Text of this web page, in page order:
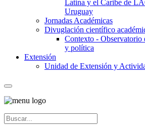
Latina y el Caribe de
Uruguay
Jornadas Académicas
Divuglación científico
Contexto - Observatorio
y política
Extensión
Unidad de Extensión y